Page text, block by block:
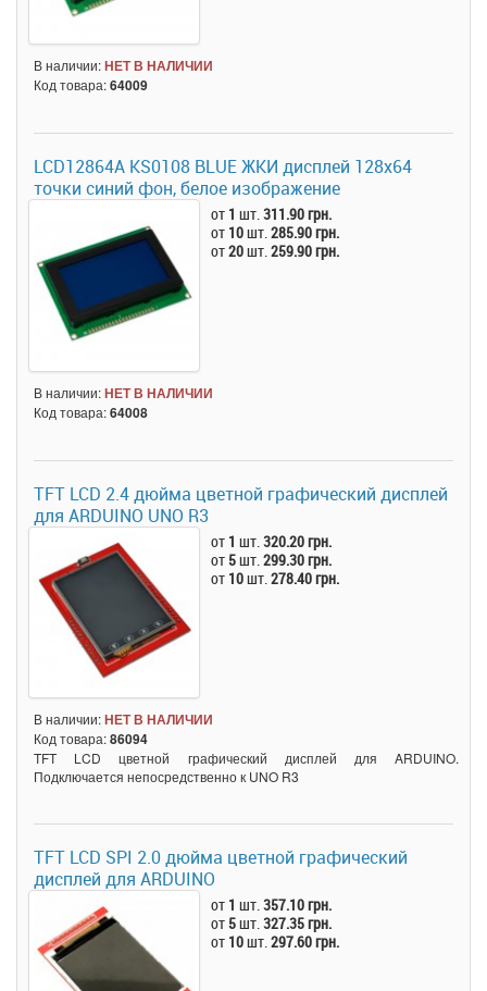
В наличии:НЕТ В НАЛИЧИИ
Код товара:64009
LCD12864A KS0108 BLUE ЖКИ дисплей 128х64
точки синий фон, белое изображение
от 1 шт.311.90 грн.
от 10шт.285.90 грн.
от20шт.259.90 грн.
В наличии:НЕТ В НАЛИЧИИ
Код товара:64008
TFT LCD 2.4 дюйма цветной графический дисплей
для ARDUINO UNO R3
от 1 шт.320.20 грн.
от 5шт.299.30 грн.
от 10шт.278.40 грн.
В наличии:НЕТ В НАЛИЧИИ
Код товара:86094
TFT LCD цветной графический дисплей для ARDUINO.
Подключается непосредственно к UNO R3
TFT LCD SPI 2.0 дюйма цветной графический
дисплей для ARDUINO
от 1 шт.357.10 грн.
от 5шт.327.35 грн.
от 10шт.297.60 грн.